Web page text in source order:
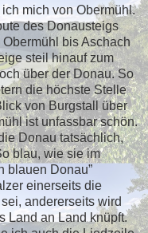
mich von Obermühl.
des Donausteigs
bis Aschach
steil hinauf zum
über der Donau. So
die höchste Stelle
von Burgstall über
ist unfassbar schön.
Donau tatsächlich,
blau, wie sie im
blauen Donau”
einerseits die
andererseits wird
Land an Land knüpft.